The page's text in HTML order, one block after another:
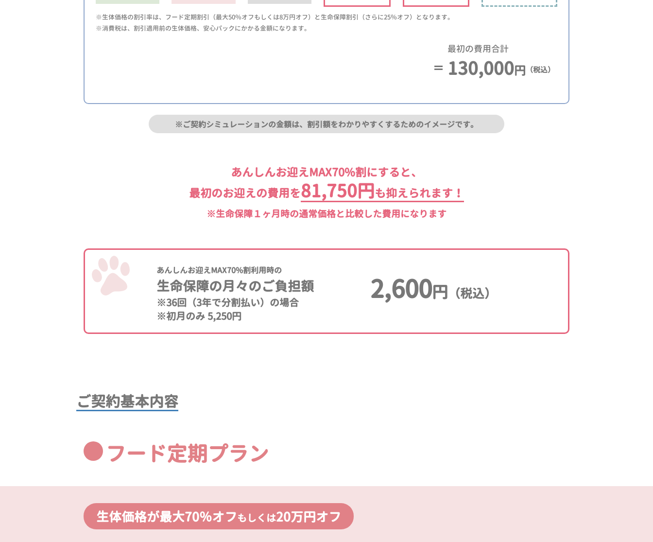
※生体価格の割引率は、フード定期割引（最大50％オフもしくは8万円オフ）と生命保障割引（さらに25％オフ）となります。
※消費税は、割引適用前の生体価格、安心パックにかかる金額になります。
最初の費用合計
130,000円 （税込）
※ご契約シミュレーションの金額は、割引額をわかりやすくするためのイメージです。
あんしんお迎えMAX70%割にすると、
最初のお迎えの費用を81,750円も抑えられます！
※生命保障１ヶ月時の通常価格と比較した費用になります
あんしんお迎えMAX70%割利用時の
生命保障の月々のご負担額
※36回（3年で分割払い）の場合
※初月のみ 5,250円
2,600円 （税込）
ご契約基本内容
フード定期プラン
生体価格が最大70％オフもしくは20万円オフ